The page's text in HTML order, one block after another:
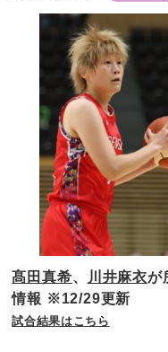
髙田真希、 川井麻衣が
情報 ※12/29更新
試合結果はこちら